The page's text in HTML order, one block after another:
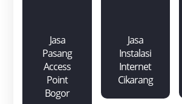
Jasa
Pasang
Access
Point
Bogor
Jasa
Instalasi
Internet
Cikarang